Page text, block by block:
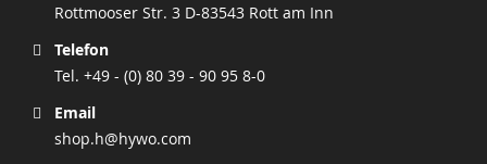
Rottmooser Str. 3 D-83543 Rott am Inn
Telefon
Tel. +49 - (0) 80 39 - 90 95 8-0
Email
shop.h@hywo.com